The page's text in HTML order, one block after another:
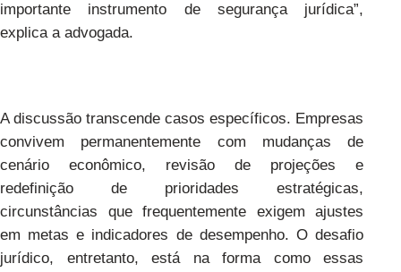
importante instrumento de segurança jurídica”,
explica a advogada.
A discussão transcende casos específicos. Empresas
convivem permanentemente com mudanças de
cenário econômico, revisão de projeções e
redefinição de prioridades estratégicas,
circunstâncias que frequentemente exigem ajustes
em metas e indicadores de desempenho. O desafio
jurídico, entretanto, está na forma como essas